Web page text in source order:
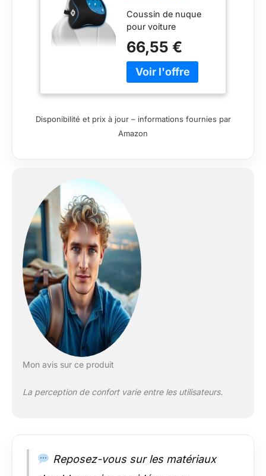
Voiture
Coussin de nuque
pour voiture
66,55 €
Disponibilité et prix à jour – informations fournies par
Amazon
Mon avis sur ce produit
La perception de confort varie entre les utilisateurs.
Reposez-vous sur les matériaux